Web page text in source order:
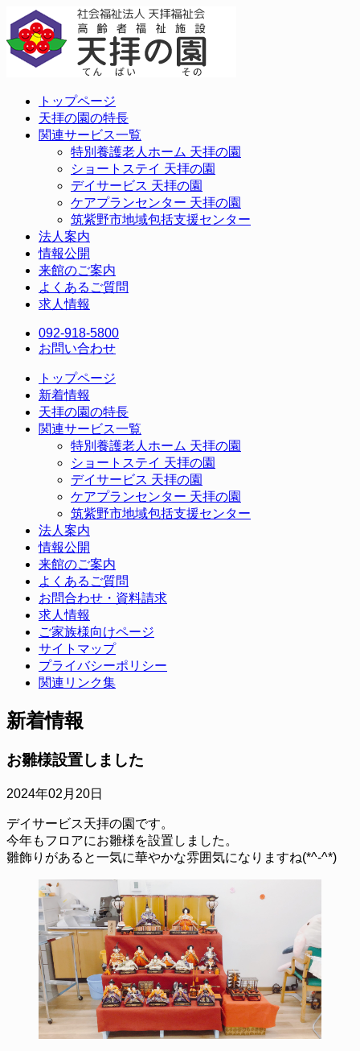
トップページ
天拝の園の特長
関連サービス一覧
特別養護老人ホーム 天拝の園
ショートステイ 天拝の園
デイサービス 天拝の園
ケアプランセンター 天拝の園
筑紫野市地域包括支援センター
法人案内
情報公開
来館のご案内
よくあるご質問
求人情報
092-918-5800
お問い合わせ
トップページ
新着情報
天拝の園の特長
関連サービス一覧
特別養護老人ホーム 天拝の園
ショートステイ 天拝の園
デイサービス 天拝の園
ケアプランセンター 天拝の園
筑紫野市地域包括支援センター
法人案内
情報公開
来館のご案内
よくあるご質問
お問合わせ・資料請求
求人情報
ご家族様向けページ
サイトマップ
プライバシーポリシー
関連リンク集
新着情報
お雛様設置しました
2024年02月20日
デイサービス天拝の園です。
今年もフロアにお雛様を設置しました。
雛飾りがあると一気に華やかな雰囲気になりますね(*^-^*)